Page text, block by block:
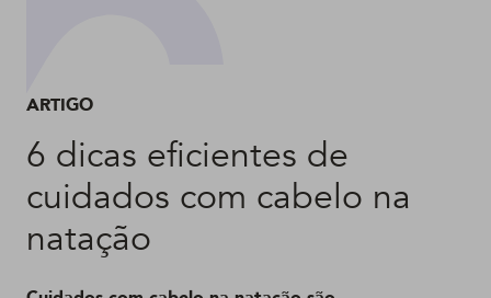
ARTIGO
6 dicas eficientes de
cuidados com cabelo na
natação